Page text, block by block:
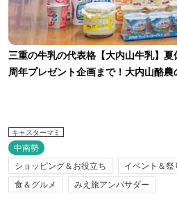
三重の牛乳の代表格【大内山牛乳】
周年プレゼント企画まで！大内山酪
キャスターマミ
中南勢
ショッピング＆お役立ち
イベント＆祭
食＆グルメ
みえ旅アンバサダー